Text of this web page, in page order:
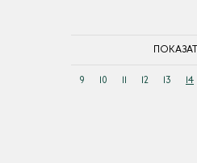
9 10 12 13 14